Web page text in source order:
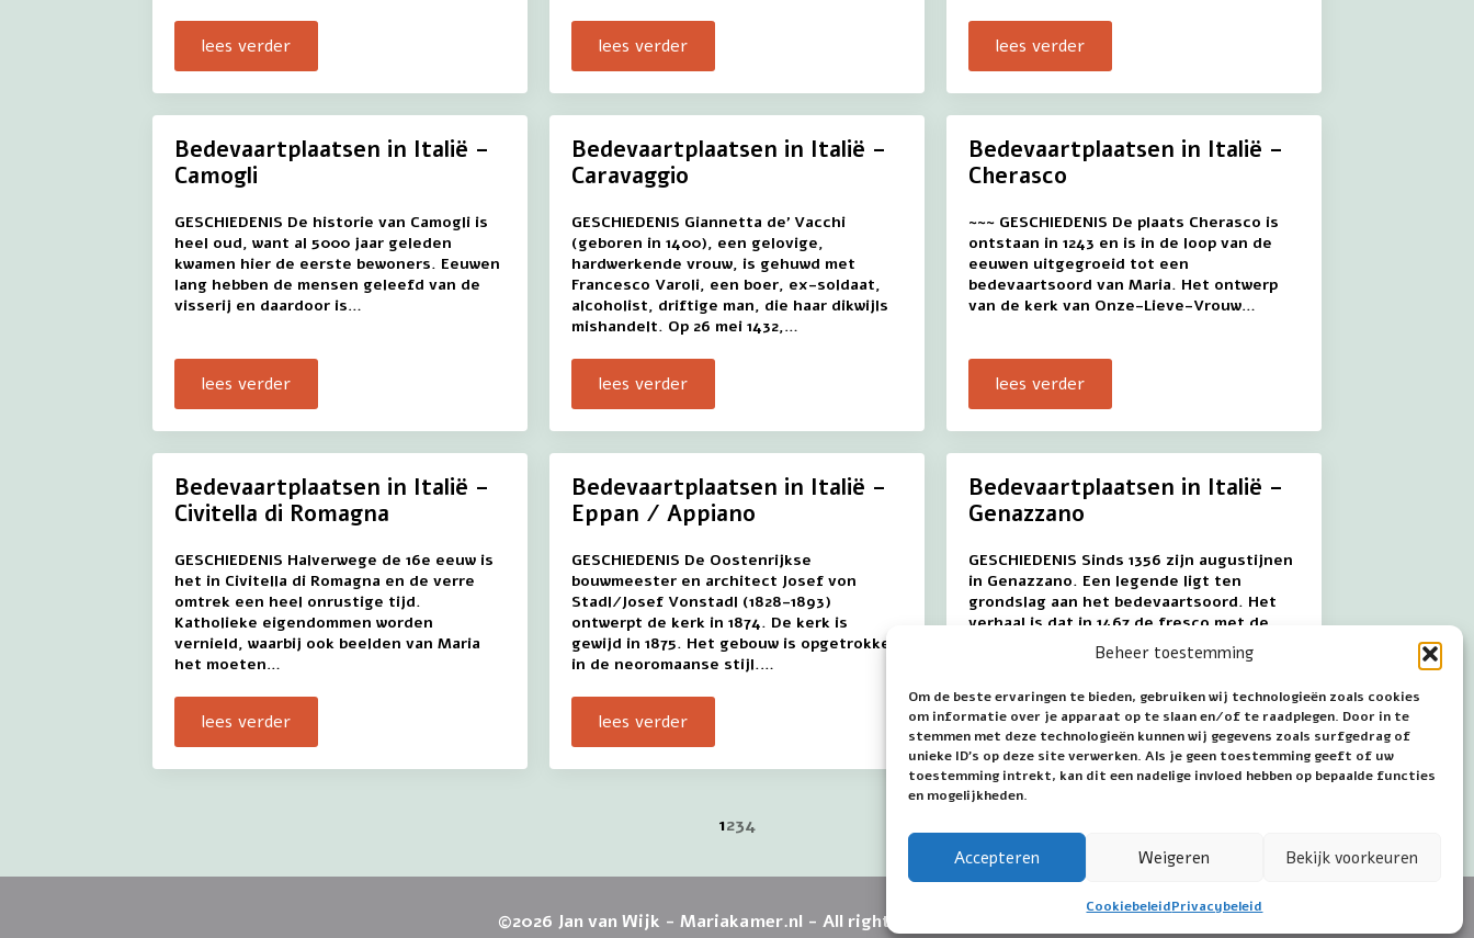
Beheer toestemming
Om de beste ervaringen te bieden, gebruiken wij technologieën zoals cookies
om informatie over je apparaat op te slaan en/of te raadplegen. Door in te
stemmen met deze technologieën kunnen wij gegevens zoals surfgedrag of
unieke ID's op deze site verwerken. Als je geen toestemming geeft of uw
toestemming intrekt, kan dit een nadelige invloed hebben op bepaalde functies
en mogelijkheden.
Accepteren Weigeren Bekijk voorkeuren
CookiebeleidPrivacybeleid
lees verder lees verder lees verder
Bedevaartplaatsen in Italië –
Camogli
GESCHIEDENIS De historie van Camogli is
heel oud, want al 5000 jaar geleden
kwamen hier de eerste bewoners. Eeuwen
lang hebben de mensen geleefd van de
visserij en daardoor is…
lees verder
Bedevaartplaatsen in Italië –
Caravaggio
GESCHIEDENIS Giannetta de’ Vacchi
(geboren in 1400), een gelovige,
hardwerkende vrouw, is gehuwd met
Francesco Varoli, een boer, ex-soldaat,
alcoholist, driftige man, die haar dikwijls
mishandelt. Op 26 mei 1432,…
lees verder
Bedevaartplaatsen in Italië –
Cherasco
~~~ GESCHIEDENIS De plaats Cherasco is
ontstaan in 1243 en is in de loop van de
eeuwen uitgegroeid tot een
bedevaartsoord van Maria. Het ontwerp
van de kerk van Onze-Lieve-Vrouw…
lees verder
Bedevaartplaatsen in Italië –
Civitella di Romagna
GESCHIEDENIS Halverwege de 16e eeuw is
het in Civitella di Romagna en de verre
omtrek een heel onrustige tijd.
Katholieke eigendommen worden
vernield, waarbij ook beelden van Maria
het moeten…
lees verder
Bedevaartplaatsen in Italië –
Eppan / Appiano
GESCHIEDENIS De Oostenrijkse
bouwmeester en architect Josef von
Stadl/Josef Vonstadl (1828-1893)
ontwerpt de kerk in 1874. De kerk is
gewijd in 1875. Het gebouw is opgetrokken
in de neoromaanse stijl.…
lees verder
Bedevaartplaatsen in Italië –
Genazzano
GESCHIEDENIS Sinds 1356 zijn augustijnen
in Genazzano. Een legende ligt ten
grondslag aan het bedevaartsoord. Het
verhaal is dat in 1467 de fresco met de
Maria-beeltenis op wonderbaarlijke wijze
lees verder
1234
©2026 Jan van Wijk - Mariakamer.nl - All rights reserved